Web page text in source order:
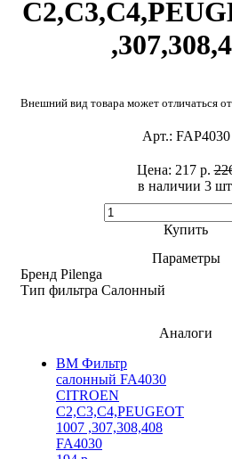
Внешний вид товара может отличаться
Арт.: FAP4030
в наличии 3
Цена: 217 р.
Купить
Параметры
Бренд Pilenga
Тип фильтра Салонный
Аналоги
BM Фильтр
салонный FA4030
CITROEN
C2,C3,C4,PEUGEOT
1007 ,307,308,408
FA4030